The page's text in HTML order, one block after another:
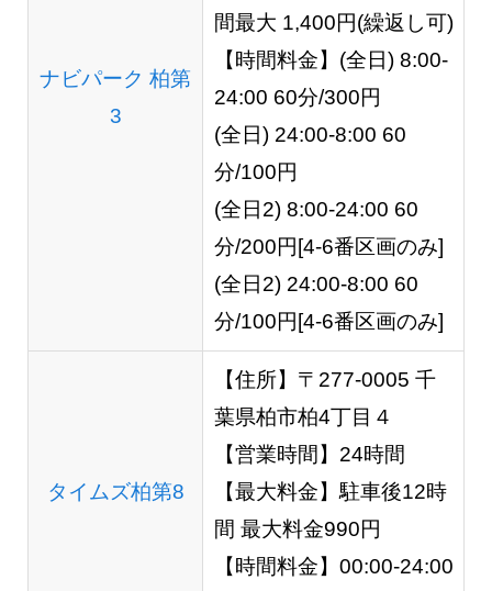
ナビパーク 柏第
3
間最大 1,400円(繰返し可)
【時間料金】(全日) 8:00-
24:00 60分/300円
(全日) 24:00-8:00 60
分/100円
(全日2) 8:00-24:00 60
分/200円[4-6番区画のみ]
(全日2) 24:00-8:00 60
分/100円[4-6番区画のみ]
タイムズ柏第8
【住所】〒277-0005 千
葉県柏市柏4丁目４
【営業時間】24時間
【最大料金】駐車後12時
間 最大料金990円
【時間料金】00:00-24:00